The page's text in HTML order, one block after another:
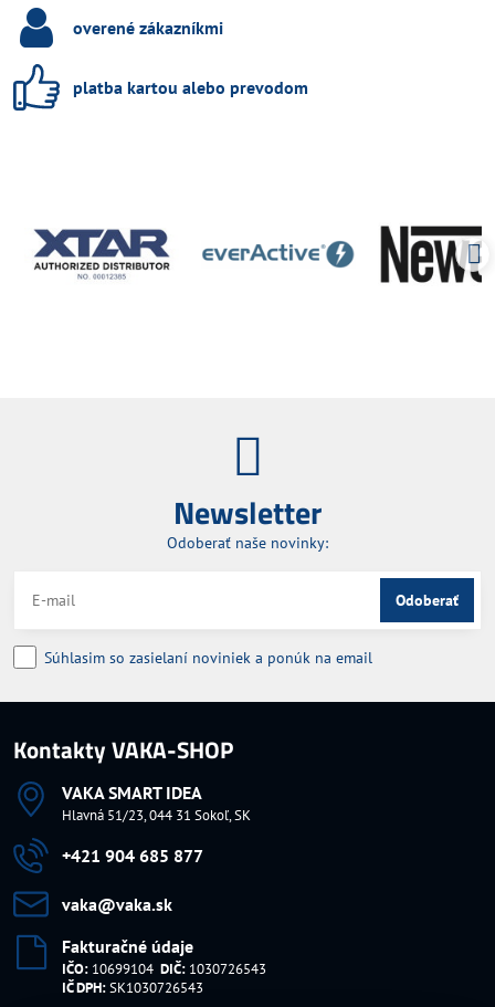
overené zákazníkmi
platba kartou alebo prevodom
Newsletter
Odoberať naše novinky:
Odoberať
Súhlasim so zasielaní noviniek a ponúk na email
Kontakty VAKA-SHOP
VAKA SMART IDEA
Hlavná 51/23, 044 31 Sokoľ, SK
+421 904 685 877
vaka​@vaka​.sk
Fakturačné údaje
IČO: 10699104 DIČ: 1030726543
IČ DPH:SK1030726543